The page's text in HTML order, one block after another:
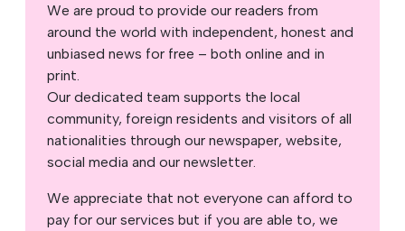
We are proud to provide our readers from
around the world with independent, honest and
unbiased news for free – both online and in
print.
Our dedicated team supports the local
community, foreign residents and visitors of all
nationalities through our newspaper, website,
social media and our newsletter.
We appreciate that not everyone can afford to
pay for our services but if you are able to, we